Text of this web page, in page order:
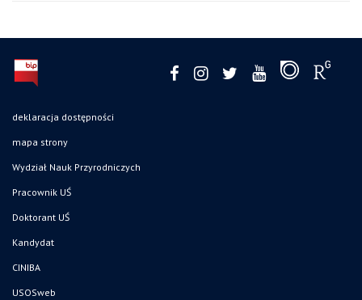
deklaracja dostępności
mapa strony
Wydział Nauk Przyrodniczych
Pracownik UŚ
Doktorant UŚ
Kandydat
CINIBA
USOSweb